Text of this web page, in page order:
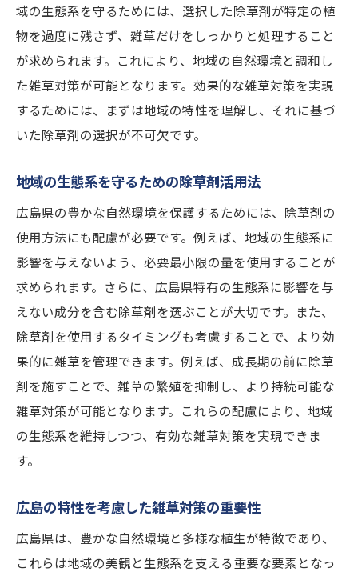
域の生態系を守るためには、選択した除草剤が特定の植
物を過度に残さず、雑草だけをしっかりと処理すること
が求められます。これにより、地域の自然環境と調和し
た雑草対策が可能となります。効果的な雑草対策を実現
するためには、まずは地域の特性を理解し、それに基づ
いた除草剤の選択が不可欠です。
地域の生態系を守るための除草剤活用法
広島県の豊かな自然環境を保護するためには、除草剤の
使用方法にも配慮が必要です。例えば、地域の生態系に
影響を与えないよう、必要最小限の量を使用することが
求められます。さらに、広島県特有の生態系に影響を与
えない成分を含む除草剤を選ぶことが大切です。また、
除草剤を使用するタイミングも考慮することで、より効
果的に雑草を管理できます。例えば、成長期の前に除草
剤を施すことで、雑草の繁殖を抑制し、より持続可能な
雑草対策が可能となります。これらの配慮により、地域
の生態系を維持しつつ、有効な雑草対策を実現できま
す。
広島の特性を考慮した雑草対策の重要性
広島県は、豊かな自然環境と多様な植生が特徴であり、
これらは地域の美観と生態系を支える重要な要素となっ